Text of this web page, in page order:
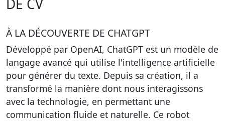
DE CV
À LA DÉCOUVERTE DE CHATGPT
Développé par OpenAI, ChatGPT est un modèle de
langage avancé qui utilise l'intelligence artificielle
pour générer du texte. Depuis sa création, il a
transformé la manière dont nous interagissons
avec la technologie, en permettant une
communication fluide et naturelle. Ce robot